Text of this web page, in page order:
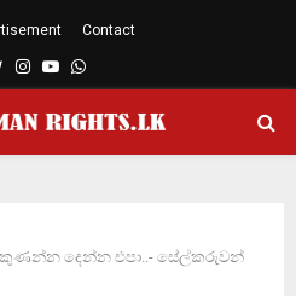
Contact
TwitterInstagram
YoutubeWhatsapp
දෙන්න එපා..- සේල්කරුවන්